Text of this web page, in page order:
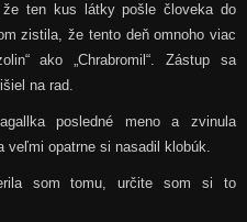
že ten kus látky pošle človeka do
zistila, že tento deň omnoho viac
“ako „Chrabromil“. Zástup sa
na rad.
posledné meno a zvinula
veľmi opatrne si nasadil klobúk.
som tomu, určite som si to